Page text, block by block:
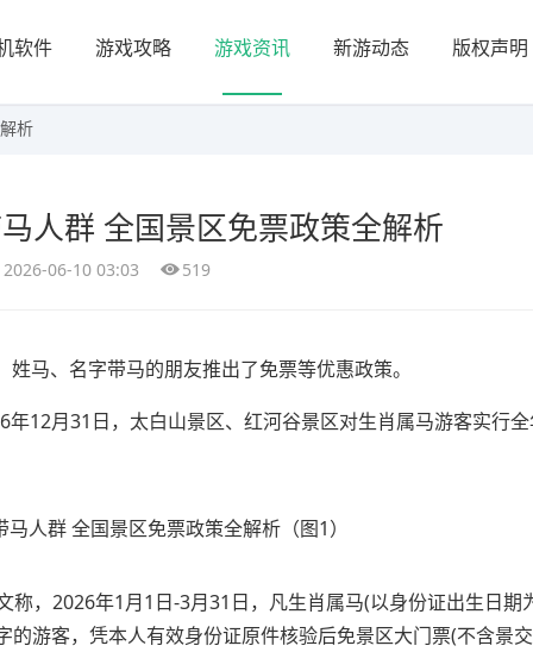
软件 游戏攻略 游戏资讯 新游动态 版权声明
析
人群 全国景区免票政策全解析
2026-06-10 03:03 519
马、名字带马的朋友推出了免票等优惠政策。
12月31日，太白山景区、红河谷景区对生肖属马游客实行
称，2026年1月1日-3月31日，凡生肖属马(以身份证出生日期
的游客，凭本人有效身份证原件核验后免景区大门票(不含景